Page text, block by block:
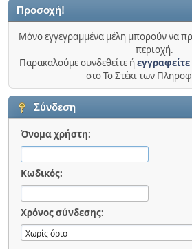
Προσοχή!
Μόνο εγγεγραμμένα μέλη μπορούν να
περιοχή.
Παρακαλούμε συνδεθείτε ή
στο Το Στέκι των
Σύνδεση
Όνομα χρήστη:
Κωδικός:
Χρόνος σύνδεσης: